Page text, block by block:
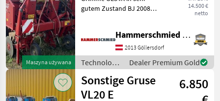
ŚCIEŻKA
technika
rolnicza
Technologia
Ziemniaczana
Maszyny Do
Sadzenia
WYBIERZ
KATEGORIĘ
wyników
Maszyna używana
14.500 €
netto
gutem Zustand BJ 2008
Scheibenseche Gaspardo
Mikrogranulatstreuer
Spuranreisser Vorbereitung
Flüs
Hammerschmied GmbH
2013 Göllersdorf
Technologia
ziemniaczana
/ Grimme
Dealer Premium Gold
Sonstige Gruse
VL20 E
6.850